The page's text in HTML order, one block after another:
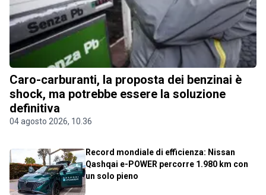
Caro-carburanti, la proposta dei benzinai è
shock, ma potrebbe essere la soluzione
definitiva
04 agosto 2026, 10.36
Record mondiale di efficienza: Nissan
Qashqai e-POWER percorre 1.980 km con
un solo pieno